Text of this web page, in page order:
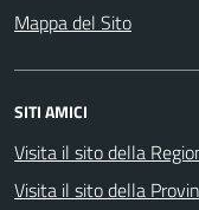
Mappa del Sito
SITI AMICI
Visita il sito della
Visita il sito della